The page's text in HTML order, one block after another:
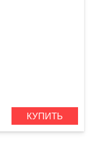
КУПИТЬ